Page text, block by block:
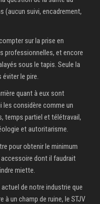
(aucun suivi, encadrement,
sur la prise en
professionnelles, et encore
sous le tapis. Seule la
le pire.
quant à eux sont
les considère comme un
temps partiel et télétravail,
et autoritarisme.
pour obtenir le minimum
dont il faudrait
miette.
de notre industrie que
à un champ de ruine, le STJV